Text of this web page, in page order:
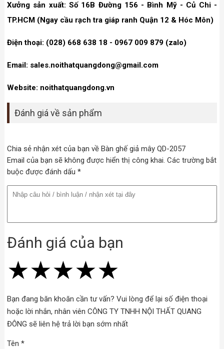
Xưởng sản xuất: Số 16B Đường 156 - Bình Mỹ - Củ Chi -
TP.HCM (Ngay cầu rạch tra giáp ranh Quận 12 & Hóc Môn)
Điện thoại: (028) 668 638 18 - 0967 009 879 (zalo)
Email: sales.noithatquangdong@gmail.com
Website: noithatquangdong.vn
Đánh giá về sản phẩm
Chia sẻ nhận xét của bạn về Bàn ghế giả mây QD-2057
Email của bạn sẽ không được hiển thị công khai. Các trường bắt
buộc được đánh dấu *
Đánh giá của bạn
★
★★
★★★
★★★★
★★★★★
Bạn đang băn khoăn cần tư vấn? Vui lòng để lại số điện thoại
hoặc lời nhắn, nhân viên CÔNG TY TNHH NỘI THẤT QUANG
ĐÔNG sẽ liên hệ trả lời bạn sớm nhất
Tên *